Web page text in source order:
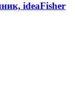
ideaFisher